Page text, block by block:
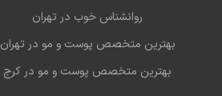
روانشناس خوب در تهران
بهترین متخصص پوست و مو در تهران
بهترین متخصص پوست و مو در کرج